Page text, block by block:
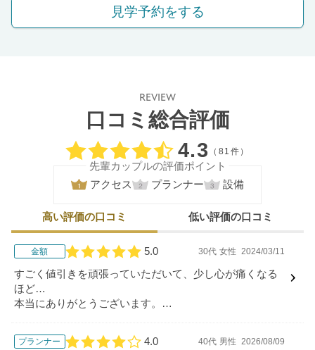
見学予約をする
REVIEW
口コミ総合評価
口コミ評価
4.3 （81件）
先輩カップルの評価ポイント
アクセス
プランナー 設備
高い評価の口コミ 低い評価の口コミ
金額
口コミ評価
5.0 30代 女性 2024/03/11
すごく値引きを頑張っていただいて、少し心が痛くなる
ほど…
本当にありがとうございます。
ました。
プランナー
口コミ評価
4.0 40代 男性 2026/08/09